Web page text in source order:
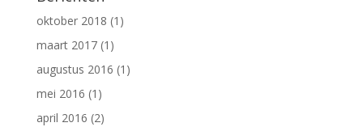
oktober 2018 (1)
maart 2017(1)
augustus 2016 (1)
mei 2016 (1)
april 2016 (2)